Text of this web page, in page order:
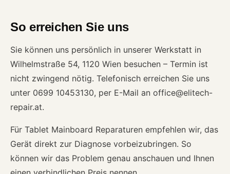
So erreichen Sie uns
Sie können uns persönlich in unserer Werkstatt in
Wilhelmstraße 54, 1120 Wien besuchen – Termin ist
nicht zwingend nötig. Telefonisch erreichen Sie uns
unter 0699 10453130, per E-Mail an office@elitech-
repair.at.
Für Tablet Mainboard Reparaturen empfehlen wir, das
Gerät direkt zur Diagnose vorbeizubringen. So
können wir das Problem genau anschauen und Ihnen